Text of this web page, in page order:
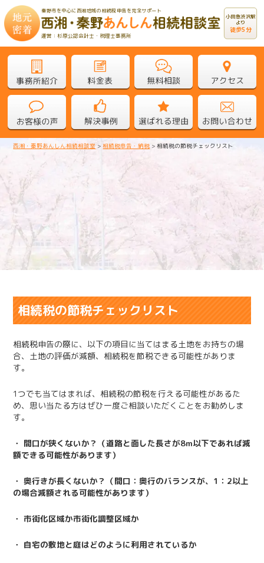
秦野市を中心に西湘地域の相続税申告を完全サポート
運営：杉原公認会計士・税理士事務所
小田急渋沢駅
より
徒歩5分
西湘・秦野あんしん相続相談室 >相続税申告・納税 >相続税の節税チェックリスト
相続税の節税チェックリスト
相続税の節税チェックリスト
相続税申告の際に、以下の項目に当てはまる土地をお持ちの場
合、土地の評価が減額、相続税を節税できる可能性がありま
す。
1 つでも当てはまれば、相続税の節税を行える可能性があるた
め、思い当たる方はぜひ一度ご相談いただくことをお勧めしま
す。
・ 間口が狭くないか？（道路と面した長さが8m以下であれば減
額できる可能性があります）
・ 奥行きが長くないか？（間口：奥行のバランスが、 1 ： 2以上
の場合減額される可能性があります）
・ 市街化区域か市街化調整区域か
・ 自宅の敷地と庭はどのように利用されているか